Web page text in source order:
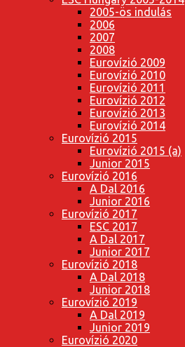
2005-ös indulás
2006
2007
2008
Eurovízió 2009
Eurovízió 2010
Eurovízió 2011
Eurovízió 2012
Eurovízió 2013
Eurovízió 2014
Eurovízió 2015
Eurovízió 2015 (a)
Junior 2015
Eurovízió 2016
A Dal 2016
Junior 2016
Eurovízió 2017
ESC 2017
A Dal 2017
Junior 2017
Eurovízió 2018
A Dal 2018
Junior 2018
Eurovízió 2019
A Dal 2019
Junior 2019
Eurovízió 2020